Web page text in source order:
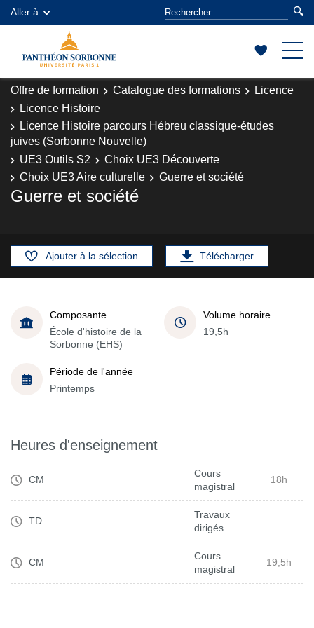
Aller à
Offre de formation Catalogue des formations
Licence
Licence Histoire
Licence Histoire parcours Hébreu classique-études
juives (Sorbonne Nouvelle)
UE3 Outils S2
Choix UE3 Découverte
Choix UE3 Aire culturelle
Guerre et société
Guerre et société
Ajouter à la sélection Télécharger
Composante
École d'histoire de la
Sorbonne (EHS)
Volume horaire
19,5h
Période de l'année
Printemps
Heures d'enseignement
CM
Cours
magistral
18h
TD
Travaux
dirigés
CM
Cours
magistral
19,5h